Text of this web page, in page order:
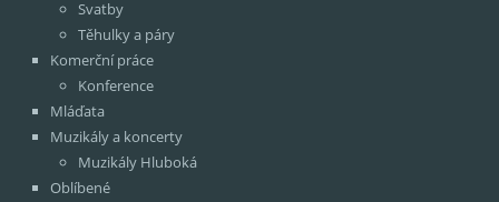
Svatby
Těhulky a páry
Komerční práce
Konference
Mláďata
Muzikály a koncerty
Muzikály Hluboká
Oblíbené